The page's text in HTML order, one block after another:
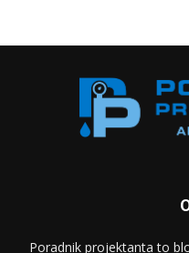
Poradnik projektanta to